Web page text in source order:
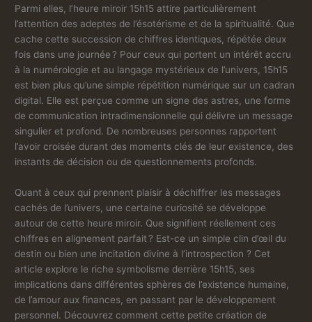
Parmi elles, l’heure miroir 15h15 attire particulièrement
l’attention des adeptes de l’ésotérisme et de la spiritualité. Que
cache cette succession de chiffres identiques, répétée deux
fois dans une journée ? Pour ceux qui portent un intérêt accru
à la numérologie et au langage mystérieux de l’univers, 15h15
est bien plus qu’une simple répétition numérique sur un cadran
digital. Elle est perçue comme un signe des astres, une forme
de communication intradimensionnelle qui délivre un message
singulier et profond. De nombreuses personnes rapportent
l’avoir croisée durant des moments clés de leur existence, des
instants de décision ou de questionnements profonds.
Quant à ceux qui prennent plaisir à déchiffrer les messages
cachés de l’univers, une certaine curiosité se développe
autour de cette heure miroir. Que signifient réellement ces
chiffres en alignement parfait ? Est-ce un simple clin d’œil du
destin ou bien une incitation divine à l’introspection ? Cet
article explore le riche symbolisme derrière 15h15, ses
implications dans différentes sphères de l’existence humaine,
de l’amour aux finances, en passant par le développement
personnel. Découvrez comment cette petite création de